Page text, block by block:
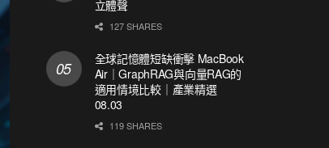
立體聲
127 SHARES
全球記憶體短缺衝擊 MacBook
Air｜GraphRAG與向量RAG的
適用情境比較｜產業精選
08.03
119 SHARES